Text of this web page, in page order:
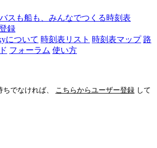
バスも船も、みんなでつくる時刻表
録
について 時刻表リスト 時刻表マップ 路
フォーラム 使い方
でなければ、 こちらからユーザー登録 して